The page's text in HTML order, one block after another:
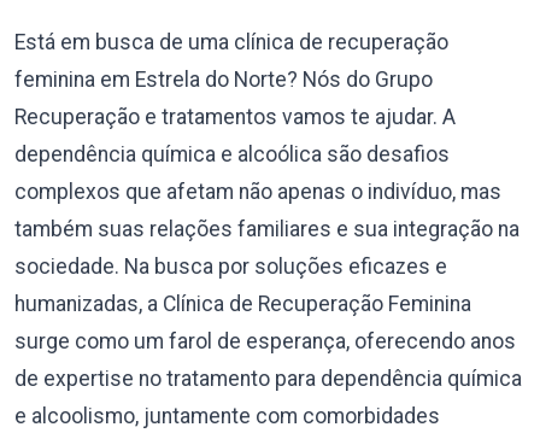
Está em busca de uma clínica de recuperação
feminina em Estrela do Norte? Nós do Grupo
Recuperação e tratamentos vamos te ajudar. A
dependência química e alcoólica são desafios
complexos que afetam não apenas o indivíduo, mas
também suas relações familiares e sua integração na
sociedade. Na busca por soluções eficazes e
humanizadas, a Clínica de Recuperação Feminina
surge como um farol de esperança, oferecendo anos
de expertise no tratamento para dependência química
e alcoolismo, juntamente com comorbidades